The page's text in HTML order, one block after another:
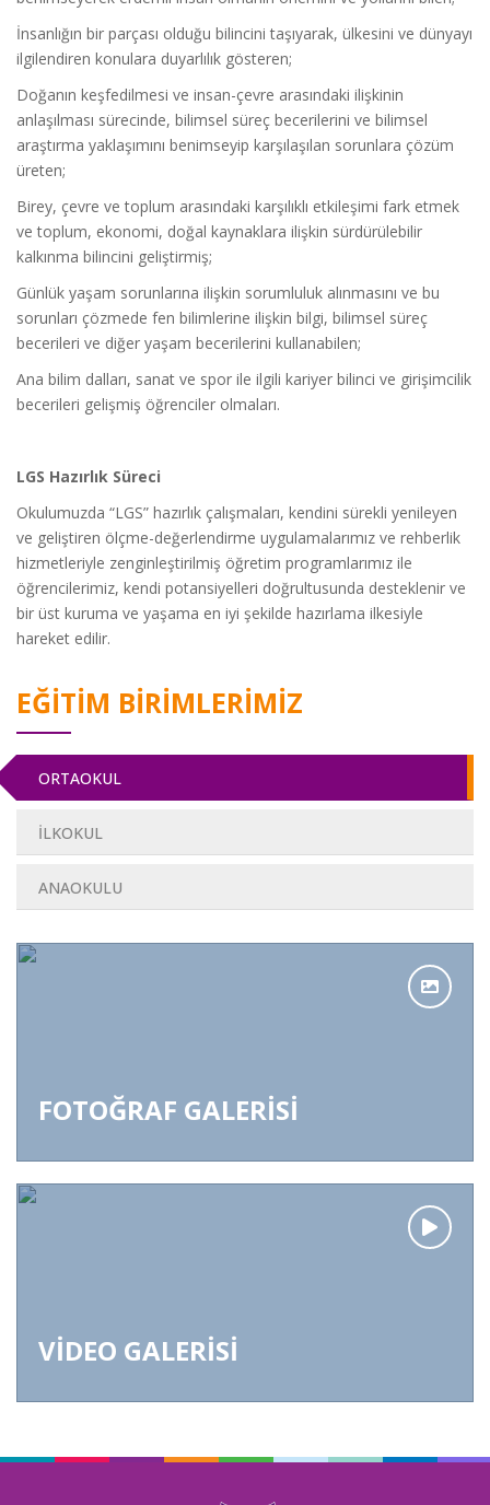
İnsanlığın bir parçası olduğu bilincini taşıyarak, ülkesini ve dünyayı
ilgilendiren konulara duyarlılık gösteren;
Doğanın keşfedilmesi ve insan-çevre arasındaki ilişkinin
anlaşılması sürecinde, bilimsel süreç becerilerini ve bilimsel
araştırma yaklaşımını benimseyip karşılaşılan sorunlara çözüm
üreten;
Birey, çevre ve toplum arasındaki karşılıklı etkileşimi fark etmek
ve toplum, ekonomi, doğal kaynaklara ilişkin sürdürülebilir
kalkınma bilincini geliştirmiş;
Günlük yaşam sorunlarına ilişkin sorumluluk alınmasını ve bu
sorunları çözmede fen bilimlerine ilişkin bilgi, bilimsel süreç
becerileri ve diğer yaşam becerilerini kullanabilen;
Ana bilim dalları, sanat ve spor ile ilgili kariyer bilinci ve girişimcilik
becerileri gelişmiş öğrenciler olmaları.
LGS Hazırlık Süreci
Okulumuzda “LGS” hazırlık çalışmaları, kendini sürekli yenileyen
ve geliştiren ölçme-değerlendirme uygulamalarımız ve rehberlik
hizmetleriyle zenginleştirilmiş öğretim programlarımız ile
öğrencilerimiz, kendi potansiyelleri doğrultusunda desteklenir ve
bir üst kuruma ve yaşama en iyi şekilde hazırlama ilkesiyle
hareket edilir.
EĞİTİM BİRİMLERİMİZ
ORTAOKUL
İLKOKUL
ANAOKULU
FOTOĞRAF GALERİSİ
VİDEO GALERİSİ